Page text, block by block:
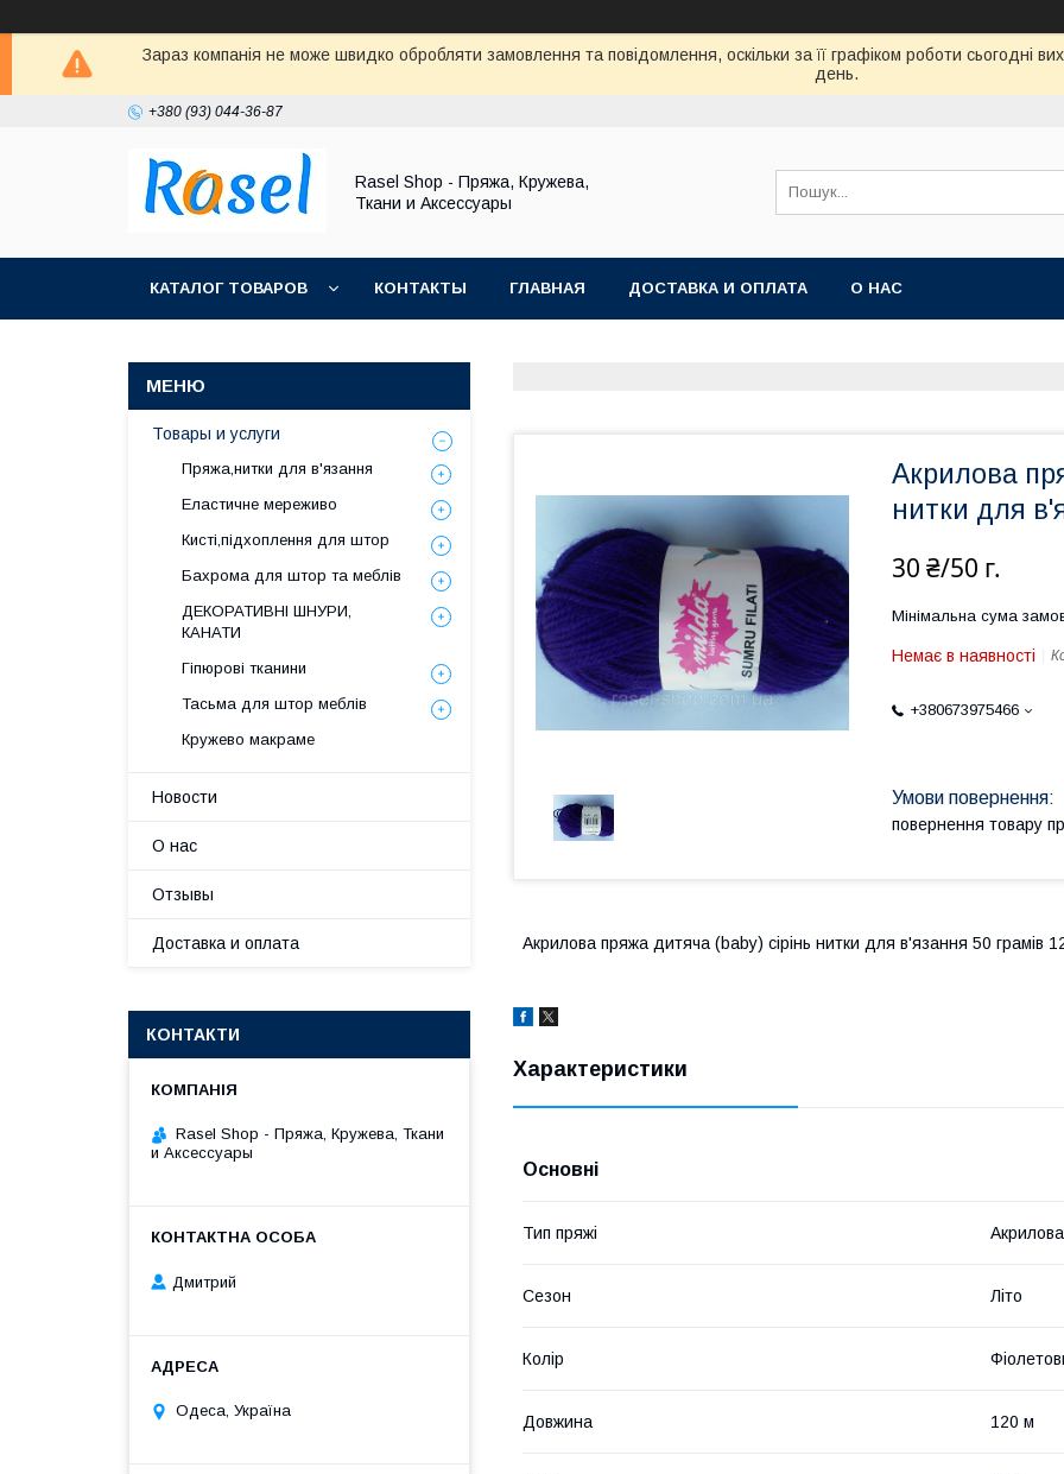
Зараз компанія не може швидко обробляти замовлення та повідомлення, оскільки за її графіком роботи сьогодні
день.
+380 (93) 044-36-87
Rasel Shop - Пряжа, Кружева,
Ткани и Аксессуары
КАТАЛОГ ТОВАРОВ КОНТАКТЫ ГЛАВНАЯ ДОСТАВКА И ОПЛАТА О НАС
Акрилова
нитки для
30 ₴/50 г.
Мінімальна сума
Немає в наявності
+380673975466
повернення товару
Акрилова пряжа дитяча (baby) сірінь нитки для в'язання 50 грамів
Характеристики
Основні
Тип пряжі Акрилова
Сезон Літо
Колір
Довжина 120 м
Товары и услуги
Пряжа,нитки для в'язання
Еластичне мереживо
Кисті,підхоплення для штор
Бахрома для штор та меблів
ДЕКОРАТИВНІ ШНУРИ,
КАНАТИ
Гіпюрові тканини
Тасьма для штор меблів
Кружево макраме
Новости
О нас
Отзывы
Доставка и оплата
КОНТАКТИ
Rasel Shop - Пряжа, Кружева, Ткани
и Аксессуары
Дмитрий
Одеса, Україна